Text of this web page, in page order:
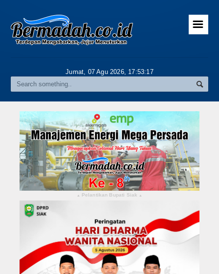
Home
Gallery
Riau
Daerah
Pekanbaru
Pelalawan
Kampar
Rokan Hulu
Bengkalis
Meranti
☰
Jumat, 07 Agu 2026, 17:53:18
▴ Pelantikan Bupati Siak ▴